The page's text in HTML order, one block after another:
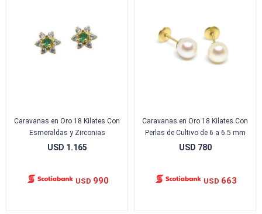
Caravanas en Oro 18 Kilates Con
Esmeraldas y Zirconias
USD 1.165
USD 990
Caravanas en Oro 18 Kilates Con
Perlas de Cultivo de 6 a 6.5 mm
USD 780
USD 663